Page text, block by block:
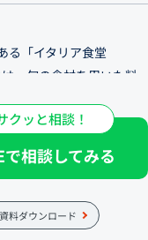
る「イタリア食堂
、旬の食材を用いた料
あり、新規のお客様のご
ン、スタッフの何気ない
。 だからこそ、訪れるた
クッと相談！
で相談してみる
料ダウンロード